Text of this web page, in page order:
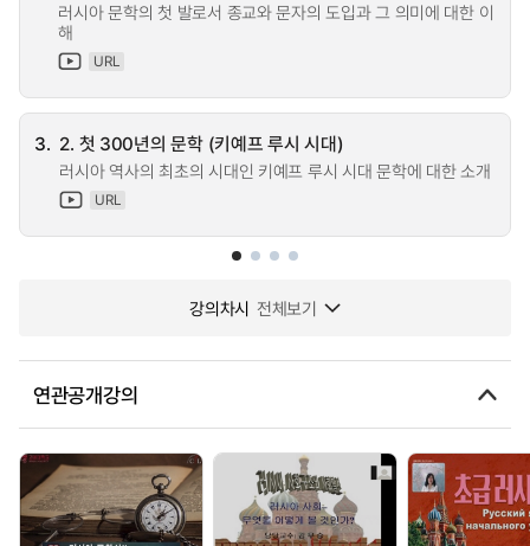
러시아 문학의 첫 발로서 종교와 문자의 도입과 그 의미에 대한 이
해
URL
3. 2. 첫 300년의 문학 (키예프 루시 시대)
러시아 역사의 최초의 시대인 키예프 루시 시대 문학에 대한 소개
URL
강의차시 전체보기
연관공개강의